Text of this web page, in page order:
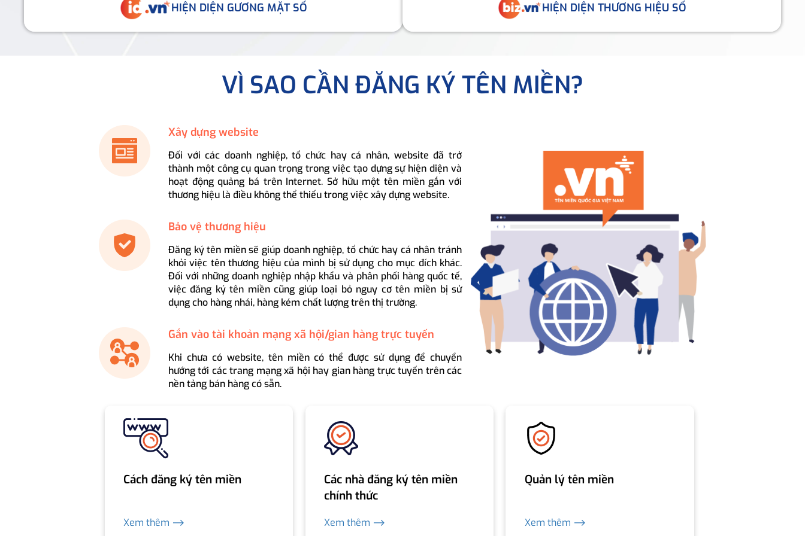
HIỆN DIỆN GƯƠNG MẶT SỐ HIỆN DIỆN THƯƠNG HIỆU SỐ
VÌ SAO CẦN ĐĂNG KÝ TÊN MIỀN?
Xây dựng website
Đối với các doanh nghiệp, tổ chức hay cá nhân, website đã trở
thành một công cụ quan trọng trong việc tạo dựng sự hiện diện và
hoạt động quảng bá trên Internet. Sở hữu một tên miền gắn với
thương hiệu là điều không thể thiếu trong việc xây dựng website.
Bảo vệ thương hiệu
Đăng ký tên miền sẽ giúp doanh nghiệp, tổ chức hay cá nhân tránh
khỏi việc tên thương hiệu của mình bị sử dụng cho mục đích khác.
Đối với những doanh nghiệp nhập khẩu và phân phối hàng quốc tế,
việc đăng ký tên miền cũng giúp loại bỏ nguy cơ tên miền bị sử
dụng cho hàng nhái, hàng kém chất lượng trên thị trường.
Gắn vào tài khoản mạng xã hội/gian hàng trực tuyến
Khi chưa có website, tên miền có thể được sử dụng để chuyển
hướng tới các trang mạng xã hội hay gian hàng trực tuyến trên các
nền tảng bán hàng có sẵn.
Cách đăng ký tên miền
Xem thêm ⟶
Các nhà đăng ký tên miền
chính thức
Xem thêm ⟶
Quản lý tên miền
Xem thêm ⟶